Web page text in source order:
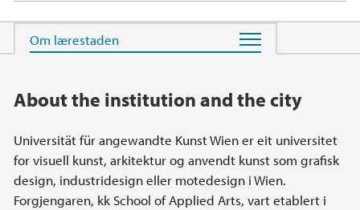
Main content
About the institution and the city
Universität für angewandte Kunst Wien er eit universitet
for visuell kunst, arkitektur og anvendt kunst som grafisk
design, industridesign eller motedesign i Wien.
Forgjengaren, kk School of Applied Arts, vart etablert i